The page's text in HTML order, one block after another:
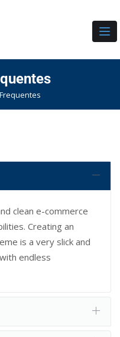
clean e-commerce
Creating an
is a very slick and
endless